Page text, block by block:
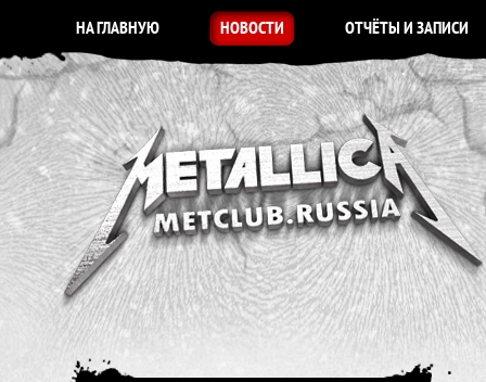
НА ГЛАВНУЮ НОВОСТИ ОТЧЁТЫ И ЗАПИСИ